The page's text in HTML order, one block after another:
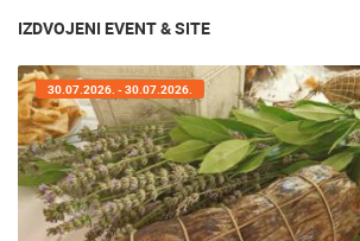
IZDVOJENI EVENT & SITE
30.07.2026. - 30.07.2026.